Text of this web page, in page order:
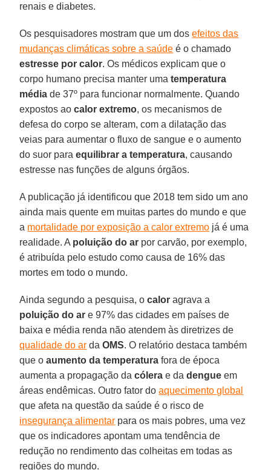
renais e diabetes.
Os pesquisadores mostram que um dosefeitos das
mudanças climáticas sobre a saúde é o chamado
estresse por calor. Os médicos explicam que o
corpo humano precisa manter umatemperatura
média de 37º para funcionar normalmente. Quando
expostos aocalor extremo, os mecanismos de
defesa do corpo se alteram, com a dilatação das
veias para aumentar o fluxo de sangue e o aumento
do suor paraequilibrar a temperatura, causando
estresse nas funções de alguns órgãos.
A publicação já identificou que 2018 tem sido um ano
ainda mais quente em muitas partes do mundo e que
a mortalidade por exposição a calor extremo já é uma
realidade. A poluição do ar por carvão, por exemplo,
é atribuída pelo estudo como causa de 16% das
mortes em todo o mundo.
Ainda segundo a pesquisa, ocalor agrava a
poluição do ar e 97% das cidades em países de
baixa e média renda não atendem às diretrizes de
qualidade do ar daOMS. O relatório destaca também
que oaumento da temperatura fora de época
aumenta a propagação dacólera e dadengue em
áreas endêmicas. Outro fator doaquecimento global
que afeta na questão da saúde é o risco de
insegurança alimentar para os mais pobres, uma vez
que os indicadores apontam uma tendência de
redução no rendimento das colheitas em todas as
regiões do mundo.